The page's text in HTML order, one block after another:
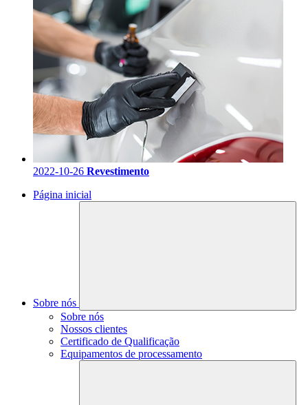
2022-10-26 Revestimento
Página inicial
Sobre nós
Sobre nós
Nossos clientes
Certificado de Qualificação
Equipamentos de processamento